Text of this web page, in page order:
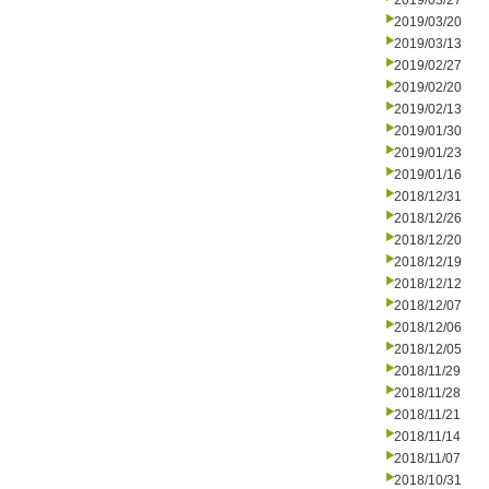
2019/03/20
2019/03/13
2019/02/27
2019/02/20
2019/02/13
2019/01/30
2019/01/23
2019/01/16
2018/12/31
2018/12/26
2018/12/20
2018/12/19
2018/12/12
2018/12/07
2018/12/06
2018/12/05
2018/11/29
2018/11/28
2018/11/21
2018/11/14
2018/11/07
2018/10/31